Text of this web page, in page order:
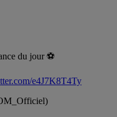
du jour ⚽️
e4J7K8T4Ty